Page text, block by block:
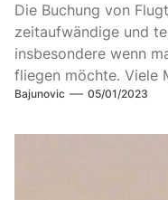
Die Buchung von
zeitaufwändige und
insbesondere wenn
fliegen möchte. Viele
Bajunovic 05/01/2023